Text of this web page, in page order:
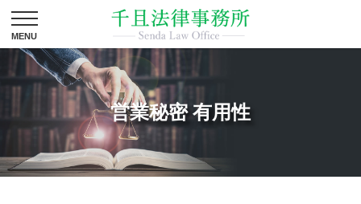
営業秘密 有用性